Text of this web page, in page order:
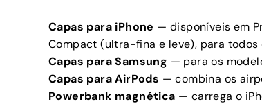
Capas para iPhone — disponíveis em
Compact (ultra-fina e leve), para todos
Capas para Samsung — para os
Capas para AirPods — combina os
Powerbank magnética — carrega o